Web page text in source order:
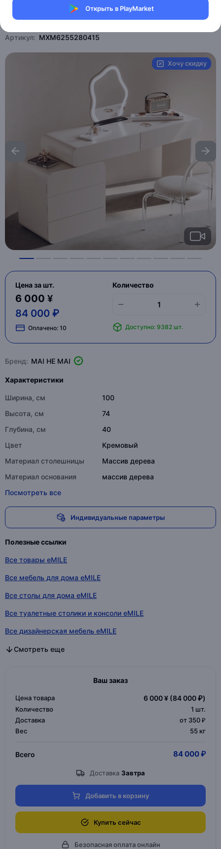
Открыть в PlayMarket
Магазин eMILE
Артикул: MXM6255280415
Хочу скидку
Цена за шт.
6 000 ¥
84 000 ₽
Оплачено: 10
Количество
Доступно: 9382 шт.
Бренд: MAI HE MAI
Характеристики
Ширина, см
100
Высота, см
74
Глубина, см
40
Цвет
Кремовый
Материал столешницы
Массив дерева
Материал основания
массив дерева
Посмотреть все
Индивидуальные параметры
Полезные ссылки
Все товары eMILE
Все мебель для дома eMILE
Все столы для дома eMILE
Все туалетные столики и консоли eMILE
Все дизайнерская мебель eMILE
Все мебель для дома и офиса eMILE
Все мебель для дома в категории
Все столы для дома в категории
Все туалетные столики и консоли в категории
Все дизайнерская мебель в категории
Все мебель для дома и офиса в категории
Смотреть еще
Ваш заказ
Цена товара 6 000 ¥ (84 000 ₽)
Количество 1 шт.
Доставка
от 350 ₽
Вес
55 кг
Всего 84 000 ₽
Доставка Завтра
Добавить в корзину
Купить сейчас
Безопасная оплата онлайн